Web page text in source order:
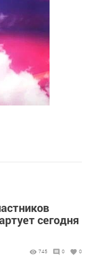
сегодня
745 0 0